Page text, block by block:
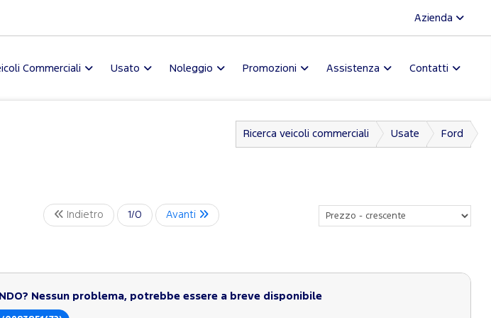
Azienda
Commerciali Usato Noleggio Promozioni Assistenza Contatti
Ricerca veicoli commerciali Usate Ford
Indietro 1/0 Avanti
Nessun problema, potrebbe essere a breve disponibile